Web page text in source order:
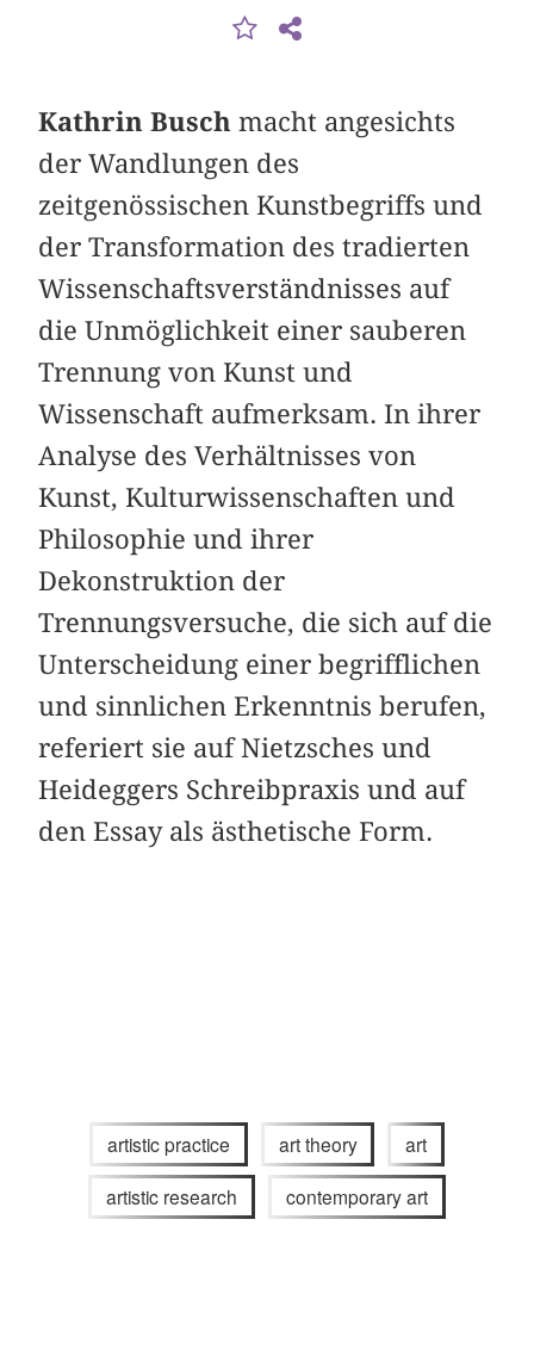
Kathrin Busch macht angesichts
der Wandlungen des
zeitgenössischen Kunstbegriffs und
der Transformation des tradierten
Wissenschaftsverständnisses auf
die Unmöglichkeit einer sauberen
Trennung von Kunst und
Wissenschaft aufmerksam. In ihrer
Analyse des Verhältnisses von
Kunst, Kulturwissenschaften und
Philosophie und ihrer
Dekonstruktion der
Trennungsversuche, die sich auf die
Unterscheidung einer begrifflichen
und sinnlichen Erkenntnis berufen,
referiert sie auf Nietzsches und
Heideggers Schreibpraxis und auf
den Essay als ästhetische Form.
artistic practice art theory art
artistic research contemporary art